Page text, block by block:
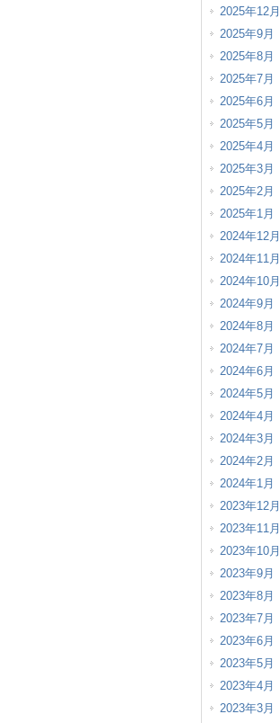
2025年12月
2025年9月
2025年8月
2025年7月
2025年6月
2025年5月
2025年4月
2025年3月
2025年2月
2025年1月
2024年12月
2024年11月
2024年10月
2024年9月
2024年8月
2024年7月
2024年6月
2024年5月
2024年4月
2024年3月
2024年2月
2024年1月
2023年12月
2023年11月
2023年10月
2023年9月
2023年8月
2023年7月
2023年6月
2023年5月
2023年4月
2023年3月